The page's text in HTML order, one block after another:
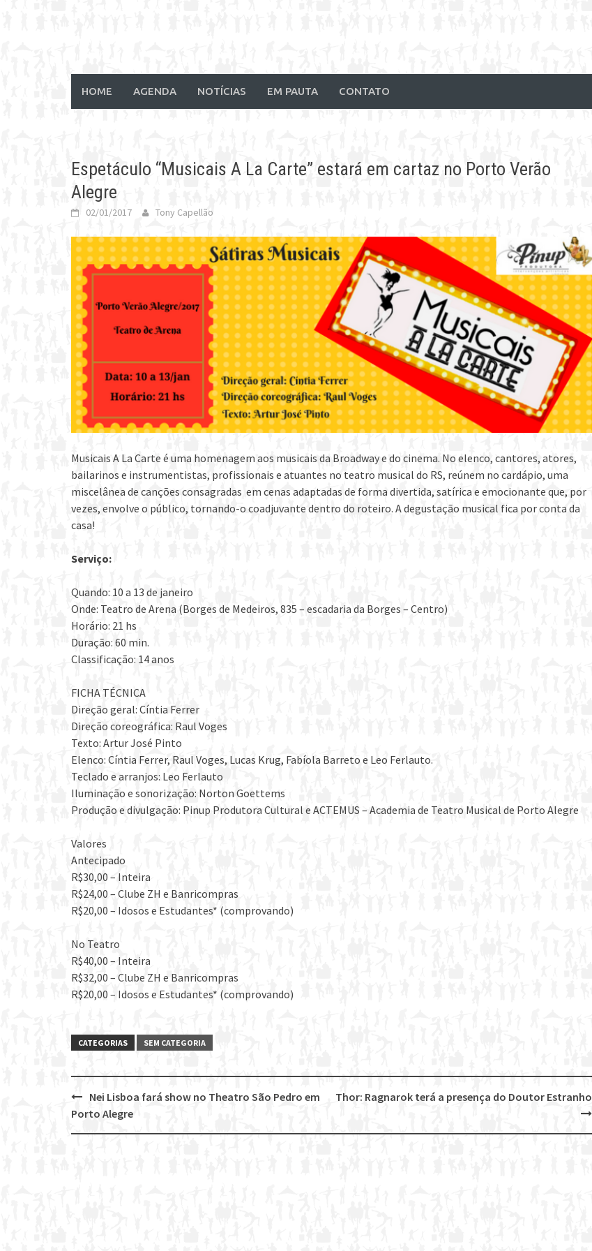
HOME AGENDA NOTÍCIAS EM PAUTA CONTATO
Espetáculo “Musicais A La Carte” estará em cartaz no Porto Verão
Alegre
02/01/2017 Tony Capellão
Musicais A La Carte é uma homenagem aos musicais da Broadway e do cinema. No elenco, cantores, atores,
bailarinos e instrumentistas, profissionais e atuantes no teatro musical do RS, reúnem no cardápio, uma
miscelânea de canções consagradas em cenas adaptadas de forma divertida, satírica e emocionante que, por
vezes, envolve o público, tornando-o coadjuvante dentro do roteiro. A degustação musical fica por conta da
casa!
Serviço:
Quando: 10 a 13 de janeiro
Onde: Teatro de Arena (Borges de Medeiros, 835 – escadaria da Borges – Centro)
Horário: 21 hs
Duração: 60 min.
Classificação: 14 anos
FICHA TÉCNICA
Direção geral: Cíntia Ferrer
Direção coreográfica: Raul Voges
Texto: Artur José Pinto
Elenco: Cíntia Ferrer, Raul Voges, Lucas Krug, Fabíola Barreto e Leo Ferlauto.
Teclado e arranjos: Leo Ferlauto
Iluminação e sonorização: Norton Goettems
Produção e divulgação: Pinup Produtora Cultural e ACTEMUS – Academia de Teatro Musical de Porto Alegre
Valores
Antecipado
R$30,00 – Inteira
R$24,00 – Clube ZH e Banricompras
R$20,00 – Idosos e Estudantes* (comprovando)
No Teatro
R$40,00 – Inteira
R$32,00 – Clube ZH e Banricompras
R$20,00 – Idosos e Estudantes* (comprovando)
CATEGORIAS SEM CATEGORIA
Post
navigation
Thor: Ragnarok terá a presença do Doutor Estranho
Nei Lisboa fará show no Theatro São Pedro em
Porto Alegre